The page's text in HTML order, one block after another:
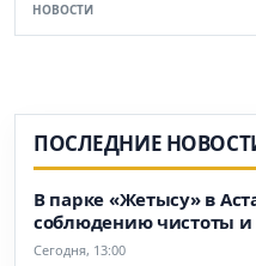
НОВОСТИ
ПОСЛЕДНИЕ
В парке «Жетысу» в
соблюдению чистоты и
Сегодня, 13:00